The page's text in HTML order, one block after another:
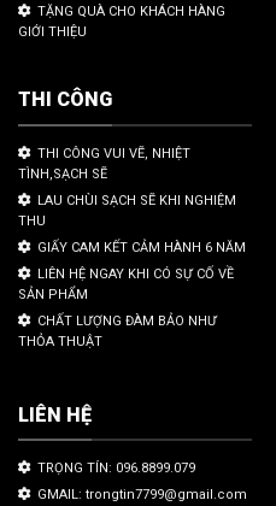
TẶNG QUÀ CHO KHÁCH HÀNG
GIỚI THIỆU
THI CÔNG
THI CÔNG VUI VẼ, NHIỆT
TÌNH,SẠCH SẼ
LAU CHÙI SẠCH SẼ KHI NGHIỆM
THU
GIẤY CAM KẾT CẢM HÀNH 6 NĂM
LIÊN HỆ NGAY KHI CÓ SỰ CỐ VỀ
SẢN PHẨM
CHẤT LƯỢNG ĐÀM BẢO NHƯ
THỎA THUẬT
LIÊN HỆ
TRỌNG TÍN: 096.8899.079
GMAIL: trongtin7799@gmail.com